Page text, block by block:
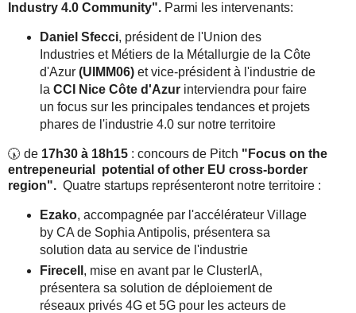
Industry 4.0 Community". Parmi les intervenants:
Daniel Sfecci, président de l'Union des
Industries et Métiers de la Métallurgie de la Côte
d'Azur (UIMM06)et vice-président à l'industrie de
la CCI Nice Côte d'Azur interviendra pour faire
un focus sur les principales tendances et projets
phares de l'industrie 4.0 sur notre territoire
🕠 de 17h30 à 18h15 : concours de Pitch "Focus on the
entrepeneurial potential of other EU cross-border
region". Quatre startups représenteront notre territoire :
Ezako, accompagnée par l'accélérateur Village
by CA de Sophia Antipolis, présentera sa
solution data au service de l'industrie
Firecell , mise en avant par le ClusterIA,
présentera sa solution de déploiement de
réseaux privés 4G et 5G pour les acteurs de